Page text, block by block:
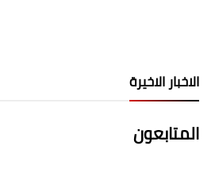
الاخبار الاخيرة
المتابعون